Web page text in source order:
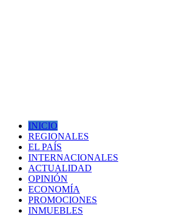
INICIO
REGIONALES
EL PAÍS
INTERNACIONALES
ACTUALIDAD
OPINIÓN
ECONOMÍA
PROMOCIONES
INMUEBLES